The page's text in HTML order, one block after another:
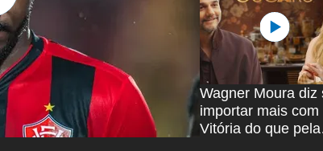
Wagner Moura diz
importar mais com
Vitória do que pela